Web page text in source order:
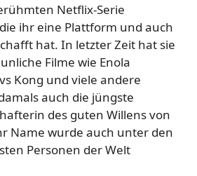
Netflix-Serie
ihr eine Plattform und auch
hat. In letzter Zeit hat sie
Filme wie Enola
Kong und viele andere
auch die jüngste
des guten Willens von
Name wurde auch unter den
Personen der Welt